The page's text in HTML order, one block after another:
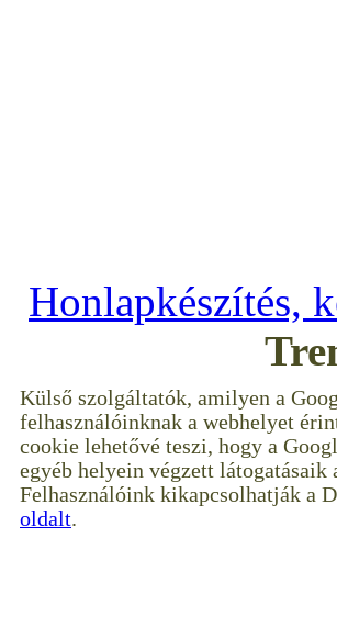
Honlapkészítés,
Külső szolgáltatók, amilyen a
felhasználóinknak a webhelyet
cookie lehetővé teszi, hogy a
egyéb helyein végzett
Felhasználóink kikapcsolhatják a
oldalt.